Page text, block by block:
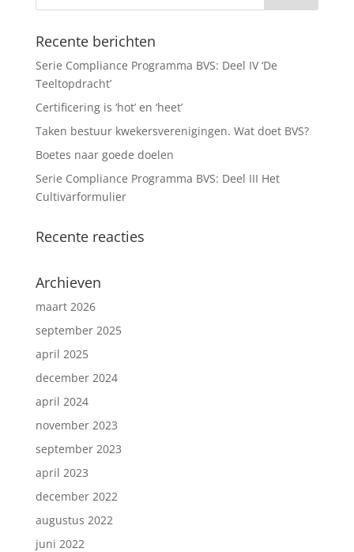
Recente berichten
Serie Compliance Programma BVS: Deel IV ‘De
Teeltopdracht’
Certificering is ‘hot’ en ‘heet’
Taken bestuur kwekersverenigingen. Wat doet BVS?
Boetes naar goede doelen
Serie Compliance Programma BVS: Deel III Het
Cultivarformulier
Recente reacties
Archieven
maart 2026
september 2025
april 2025
december 2024
april 2024
november 2023
september 2023
april 2023
december 2022
augustus 2022
juni 2022